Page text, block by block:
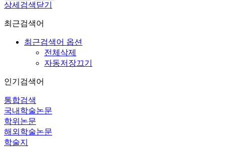
상세검색닫기
최근검색어
최근검색어 옵션
전체삭제
자동저장끄기
인기검색어
통합검색
국내학술논문
학위논문
해외학술논문
학술지